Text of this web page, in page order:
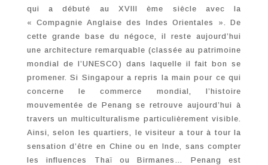
qui a débuté au XVIII ème siècle avec la
« Compagnie Anglaise des Indes Orientales ». De
cette grande base du négoce, il reste aujourd’hui
une architecture remarquable (classée au patrimoine
mondial de l’UNESCO) dans laquelle il fait bon se
promener. Si Singapour a repris la main pour ce qui
concerne le commerce mondial, l’histoire
mouvementée de Penang se retrouve aujourd’hui à
travers un multiculturalisme particulièrement visible.
Ainsi, selon les quartiers, le visiteur a tour à tour la
sensation d’être en Chine ou en Inde, sans compter
les influences Thaï ou Birmanes… Penang est